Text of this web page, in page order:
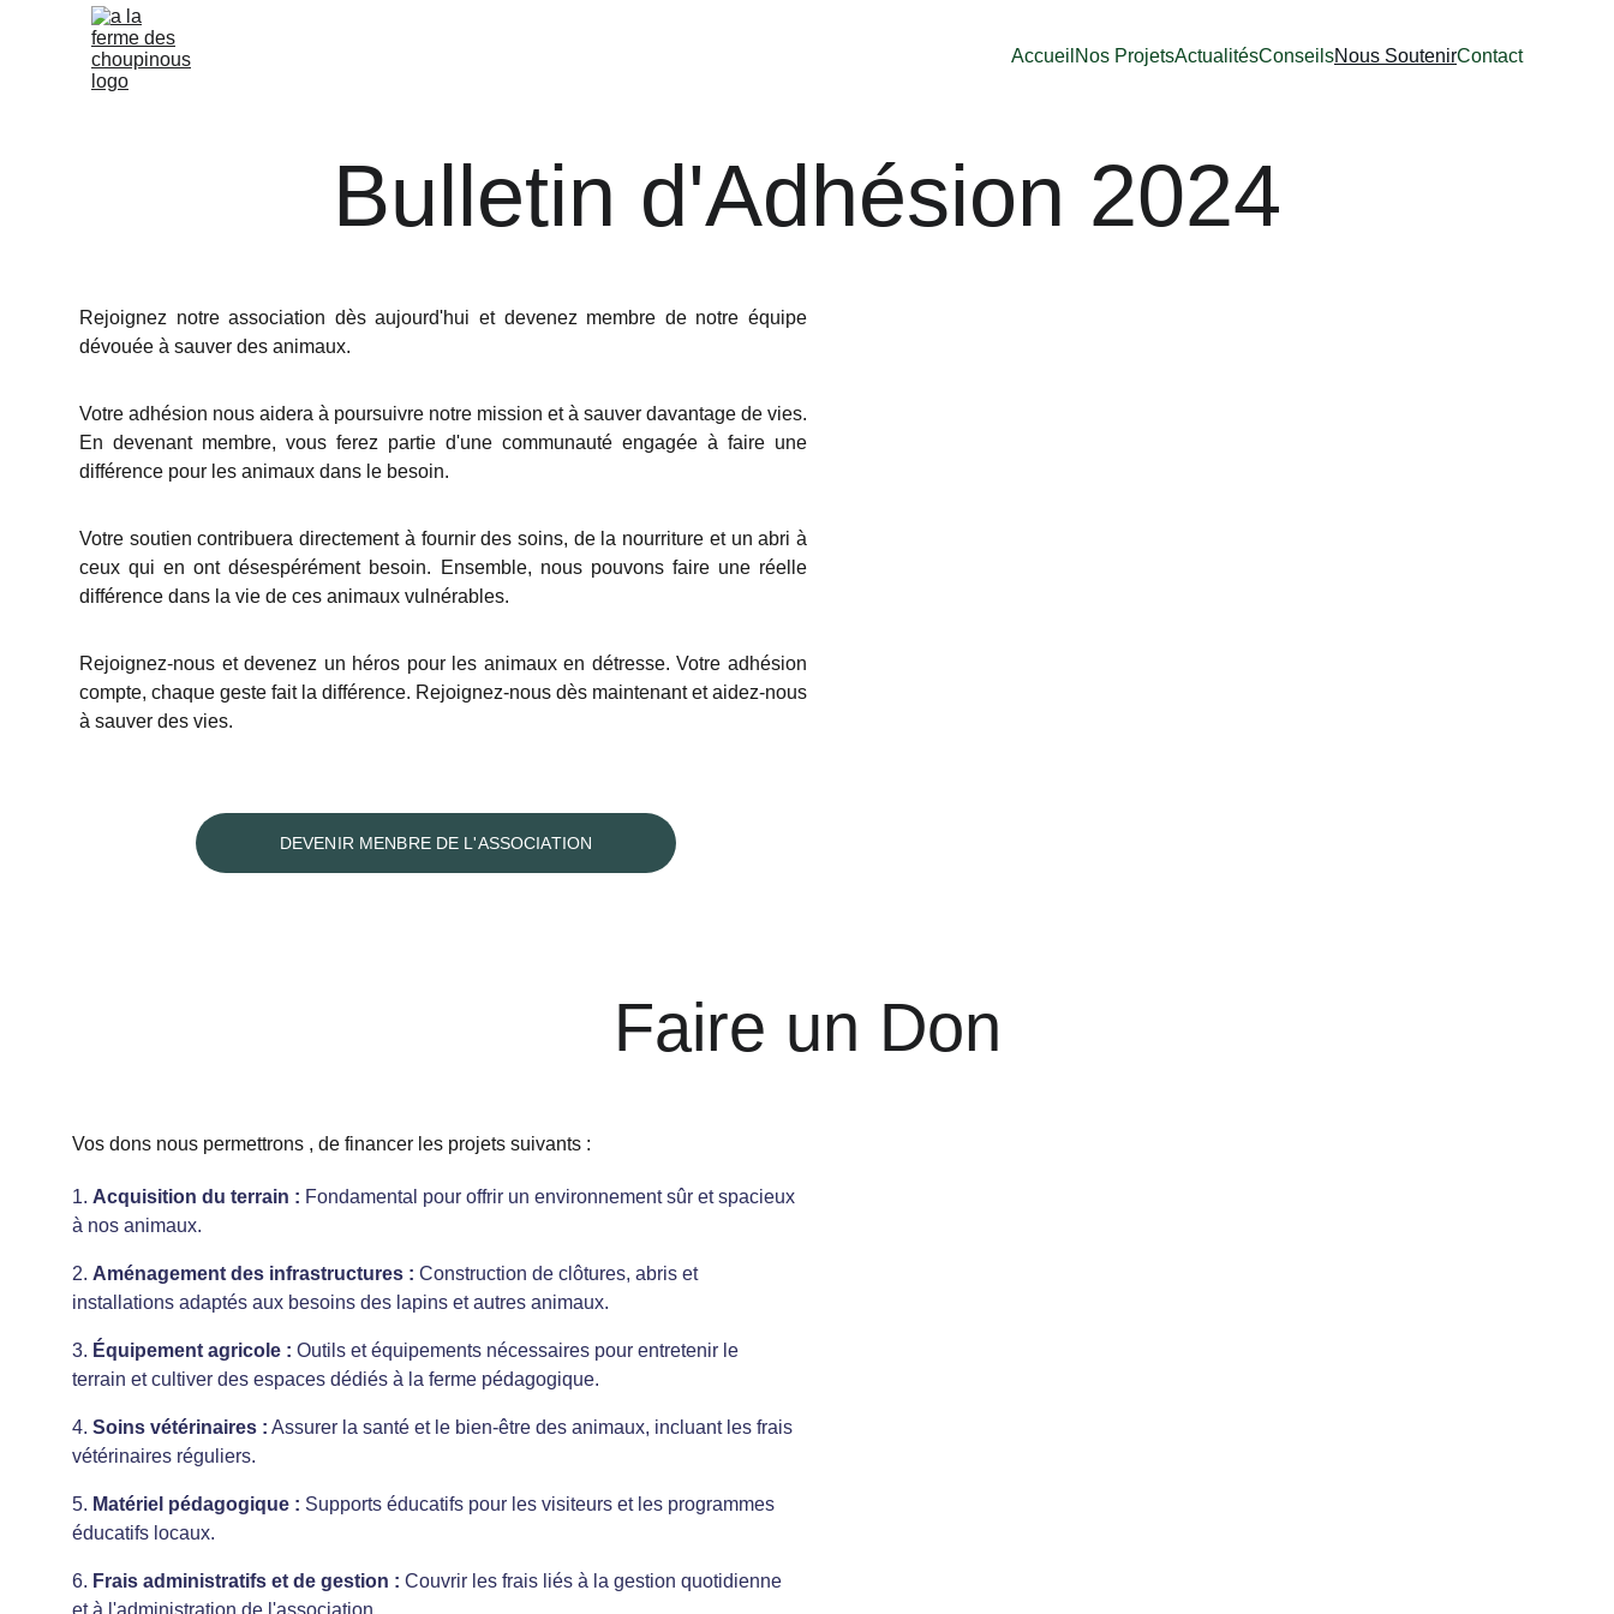
Accueil Nos ProjetsActualitésConseilsNous SoutenirContact
Bulletin d'Adhésion 2024
Rejoignez notre association dès aujourd'hui et devenez membre de notre équipe
dévouée à sauver des animaux.
Votre adhésion nous aidera à poursuivre notre mission et à sauver davantage de vies.
En devenant membre, vous ferez partie d'une communauté engagée à faire une
différence pour les animaux dans le besoin.
Votre soutien contribuera directement à fournir des soins, de la nourriture et un abri à
ceux qui en ont désespérément besoin. Ensemble, nous pouvons faire une réelle
différence dans la vie de ces animaux vulnérables.
Rejoignez-nous et devenez un héros pour les animaux en détresse. Votre adhésion
compte, chaque geste fait la différence. Rejoignez-nous dès maintenant et aidez-nous
à sauver des vies.
DEVENIR MENBRE DE L'ASSOCIATION
Faire un Don
Vos dons nous permettrons , de financer les projets suivants :
1. Acquisition du terrain : Fondamental pour offrir un environnement sûr et spacieux
à nos animaux.
2. Aménagement des infrastructures : Construction de clôtures, abris et
installations adaptés aux besoins des lapins et autres animaux.
3. Équipement agricole : Outils et équipements nécessaires pour entretenir le
terrain et cultiver des espaces dédiés à la ferme pédagogique.
4. Soins vétérinaires : Assurer la santé et le bien-être des animaux, incluant les frais
vétérinaires réguliers.
5. Matériel pédagogique : Supports éducatifs pour les visiteurs et les programmes
éducatifs locaux.
6. Frais administratifs et de gestion : Couvrir les frais liés à la gestion quotidienne
et à l'administration de l'association.